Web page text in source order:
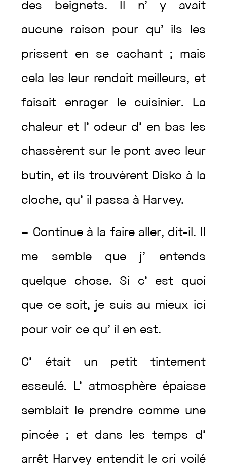
des beignets. n’y avait
aucune raison pour qu’ ils les
prissent en se cachant ; mais
cela les leur rendait meilleurs, et
faisait enrager le cuisinier. La
chaleur et l’ odeur d’ en bas les
chassèrent sur le pont avec leur
butin, et ils trouvèrent Disko à la
cloche, qu’ il passa à Harvey.
– Continue à la faire aller, dit-il .
me semble que j’ entends
quelque chose. Si c’ est quoi
que ce soit, je suis au mieux ici
pourvoir ce qu’ il en est.
C’ était un petit tintement
esseulé. L’ atmosphère épaisse
semblait le prendre comme une
pincée ; et dans les temps d’
arrêt Harvey entendit le cri voilé